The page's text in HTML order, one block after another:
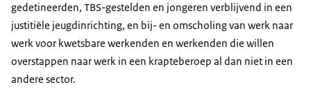
gedetineerden, TBS-gestelden en jongeren verblijvend in een
justitiële jeugdinrichting, en bij- en omscholing van werk naar
werk voor kwetsbare werkenden en werkenden die willen
overstappen naar werk in een krapteberoep al dan niet in een
andere sector.